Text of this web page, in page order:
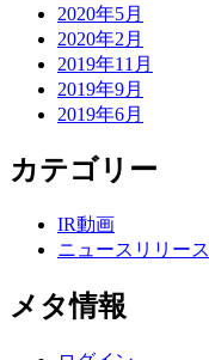
2020年5月
2020年2月
2019年11月
2019年9月
2019年6月
カテゴリー
IR動画
ニュースリリース
メタ情報